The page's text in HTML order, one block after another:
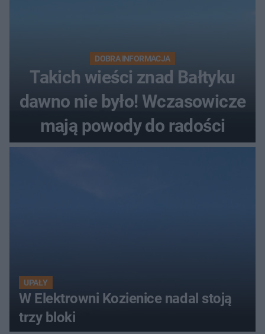
DOBRA INFORMACJA
Takich wieści znad Bałtyku
dawno nie było! Wczasowicze
mają powody do radości
UPAŁY
W Elektrowni Kozienice nadal stoją
trzy bloki